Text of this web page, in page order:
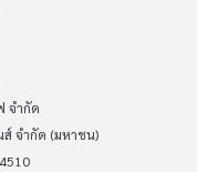
จำกัด
ส์ จำกัด (มหาชน)